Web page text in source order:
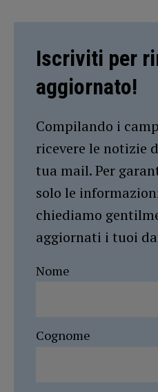
Iscriviti per
aggiornato!
Compilando i
ricevere le notizie
tua mail. Per
solo le
chiediamo
aggiornati i tuoi
Nome
Cognome